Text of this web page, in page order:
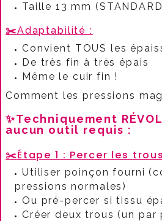
Taille 13 mm
✂️Adaptabilité :​
Convient TOUS les
De très fin à très épais
Même le cuir fin !​
Comment les pressions
✨Techniquement
aucun outil requis :​
✂️Étape 1 : Percer les
Utiliser poinçon fourni
pressions normales)
Ou pré-percer si tissu
Créer deux trous (un par